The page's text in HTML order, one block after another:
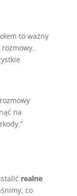
to ważny
na
realne
co